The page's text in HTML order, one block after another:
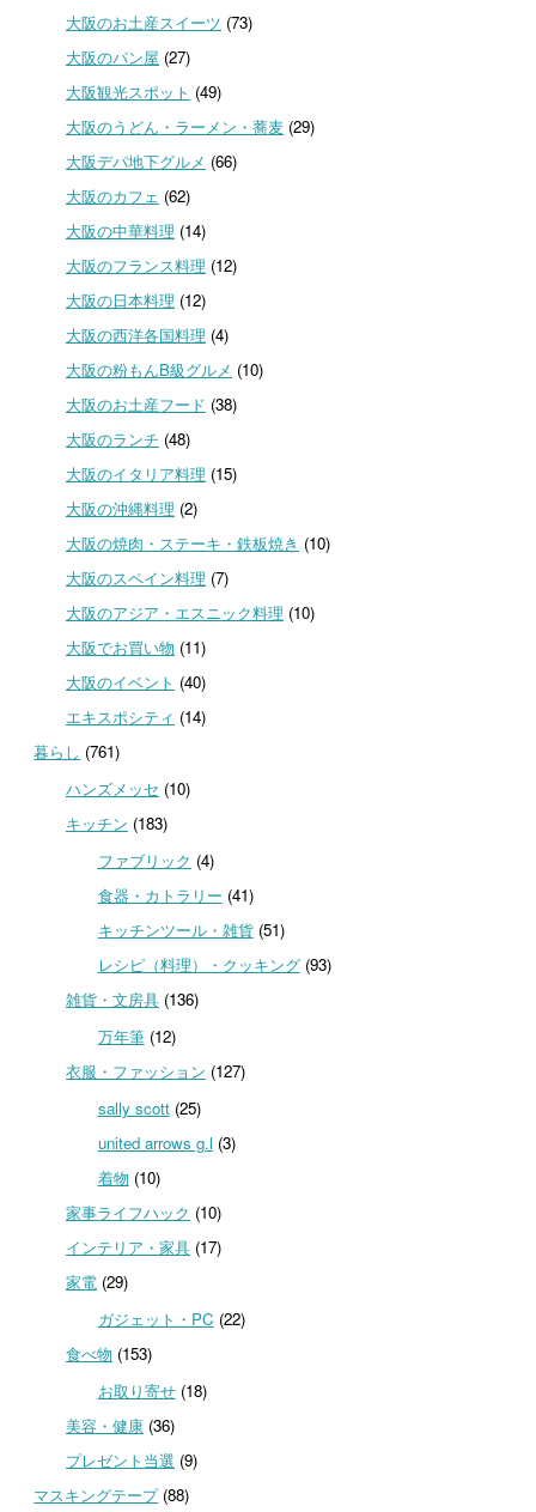
大阪のお土産スイーツ (73)
大阪のパン屋 (27)
大阪観光スポット (49)
大阪のうどん・ラーメン・蕎麦(29)
大阪デパ地下グルメ (66)
大阪のカフェ (62)
大阪の中華料理 (14)
大阪のフランス料理 (12)
大阪の日本料理 (12)
大阪の西洋各国料理 (4)
大阪の粉もんB級グルメ (10)
大阪のお土産フード (38)
大阪のランチ (48)
大阪のイタリア料理 (15)
大阪の沖縄料理 (2)
大阪の焼肉・ステーキ・鉄板焼き (10)
大阪のスペイン料理 (7)
大阪のアジア・エスニック料理 (10)
大阪でお買い物 (11)
大阪のイベント (40)
エキスポシティ (14)
暮らし (761)
ハンズメッセ (10)
キッチン (183)
ファブリック (4)
食器・カトラリー (41)
キッチンツール・雑貨(51)
レシピ（料理）・クッキング(93)
雑貨・文房具(136)
万年筆(12)
衣服・ファッション (127)
sally scott(25)
united arrows g.l (3)
着物 (10)
家事ライフハック (10)
インテリア・家具(17)
家電(29)
ガジェット・PC (22)
食べ物 (153)
お取り寄せ(18)
美容・健康(36)
プレゼント当選 (9)
マスキングテープ(88)